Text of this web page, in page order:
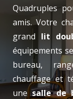
Quadruples
amis. Votre
grand lit
équipements
bureau,
chauffage et
unesalle de